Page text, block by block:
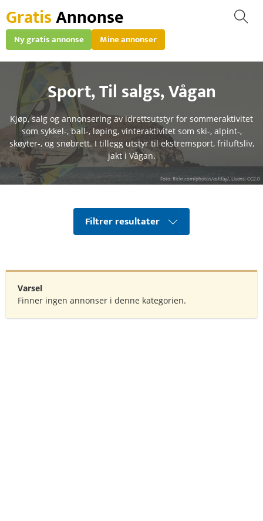
GratisAnnonse
Ny gratis annonse Mine annonser
Sport,Til salgs,Vågan
Kjøp, salg og annonsering av idrettsutstyr for sommeraktivitet
som sykkel-, ball-, løping, vinteraktivitet som ski-, alpint-,
skøyter-, og snøbrett. I tillegg utstyr til ekstremsport, friluftsliv,
jakt i Vågan.
Foto: flickr.com/photos/ashfay/, Lisens: CC2.0
Filtrer resultater
Varsel
Finner ingen annonser i denne kategorien.